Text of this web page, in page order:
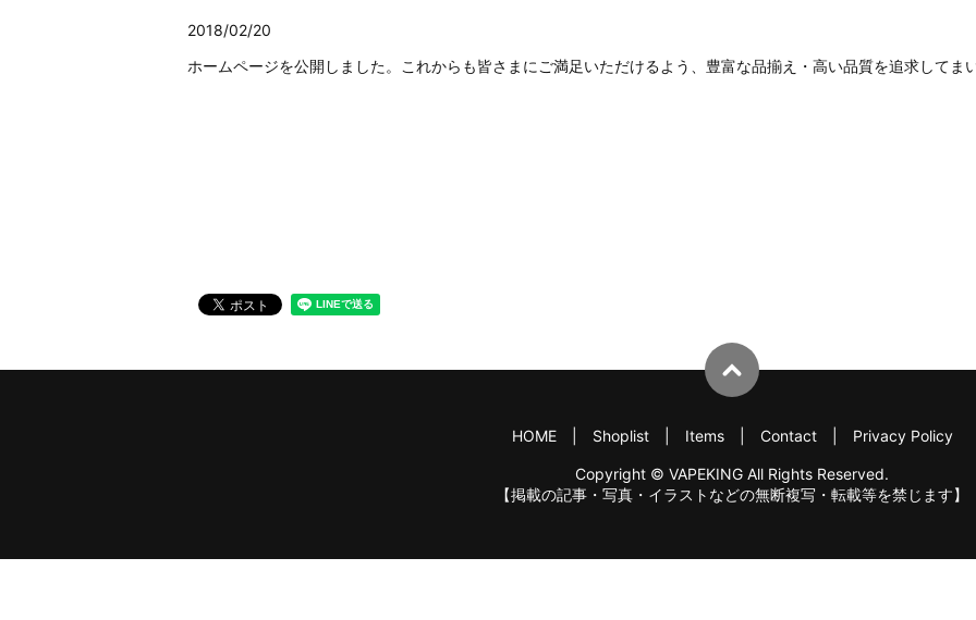
2018/02/20
ホームページを公開しました。これからも皆さまにご満足いただけるよう、豊富な品揃え・高い品質を追求してまい
HOME Shoplist Items Contact Privacy Policy
Copyright © VAPEKING All Rights Reserved.
【掲載の記事・写真・イラストなどの無断複写・転載等を禁じます】